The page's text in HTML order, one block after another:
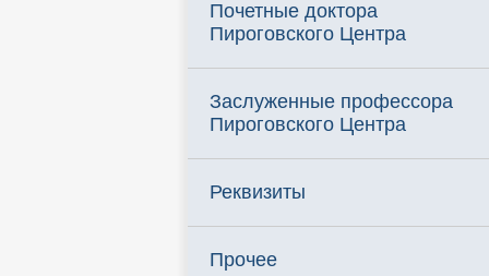
Почетные доктора
Пироговского Центра
Заслуженные профессора
Пироговского Центра
Реквизиты
Прочее